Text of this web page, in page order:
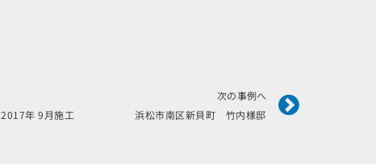
次の事例へ
2017年 9月施工 浜松市南区新貝町 竹内様邸
Next